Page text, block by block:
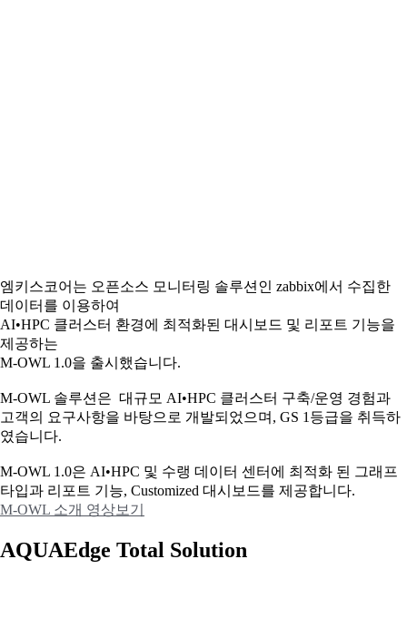
엠키스코어는 오픈소스 모니터링 솔루션인 zabbix에서 수집한
데이터를 이용하여
AI•HPC 클러스터 환경에 최적화된 대시보드 및 리포트 기능을
제공하는
M-OWL 1.0을 출시했습니다.
M-OWL 솔루션은 대규모 AI•HPC 클러스터 구축/운영 경험과
고객의 요구사항을 바탕으로 개발되었으며, GS 1등급을 취득하
였습니다.
M-OWL 1.0은 AI•HPC 및 수랭 데이터 센터에 최적화 된 그래프
타입과 리포트 기능, Customized 대시보드를 제공합니다.
M-OWL 소개 영상보기
AQUAEdge Total Solution